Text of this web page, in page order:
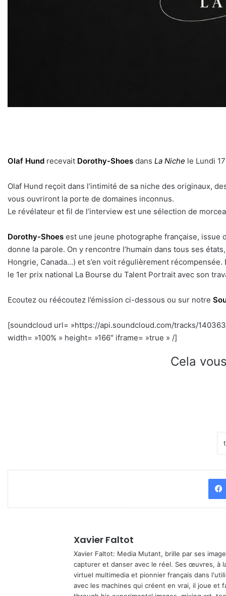
Olaf Hund recevait Dorothy-Shoes dans La Niche le Lundi
Olaf Hund reçoit dans l’intimité de sa niche des originaux,
vous ouvriront la porte de domaines inconnus.
Le révélateur et fil de l’interview est une sélection de
Dorothy-Shoes est une jeune photographe française, issue
donne la parole. On y rencontre l’humain dans tous ses
Hongrie, Canada…) et s’en voit régulièrement
le 1er prix national La Bourse du Talent Portrait avec son
Ecoutez ou réécoutez l’émission ci-dessous ou sur notre
[soundcloud url= »https://api.soundcloud.com/tracks/
width= »100% » height= »166″ iframe= »true » /]
Cela
Xavier Faltot
Xavier Faltot: Media Mutant, brille par ses
capturer et danser avec le réel. Ses œuvres, à
virtuel multimedia et pionnier français dans
avec les machines qui créent en vrai, il joue et